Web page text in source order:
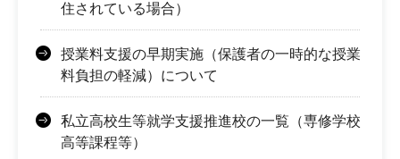
住されている場合）
授業料支援の早期実施（保護者の一時的な授業
料負担の軽減）について
私立高校生等就学支援推進校の一覧（専修学校
高等課程等）